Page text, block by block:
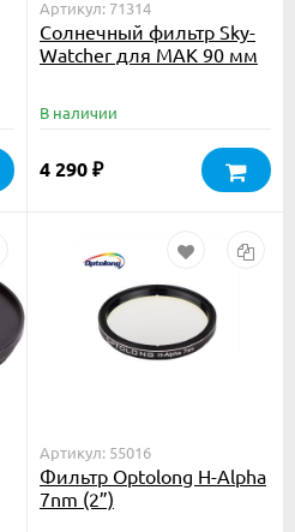
Артикул: 71314
Солнечный фильтр Sky-
Watcher для MAK 90 мм
В наличии
4 290 ₽
Артикул: 55016
Фильтр Optolong H-Alpha
7nm (2”)